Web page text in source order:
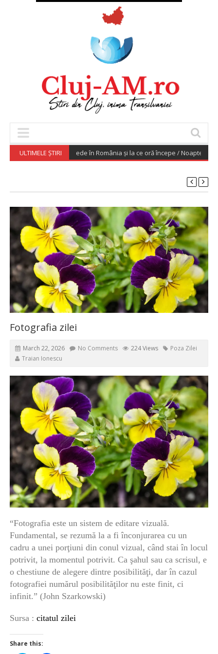
ULTIMELE ȘTIRI
2026. Unde se vede în România și la ce oră începe / Noaptea
Fotografia zilei
March 22, 2026 No Comments 224 Views
Poza Zilei
Traian Ionescu
“Fotografia este un sistem de editare vizuală.
Fundamental, se rezumă la a fi înconjurarea cu un
cadru a unei porţiuni din conul vizual, când stai în locul
potrivit, la momentul potrivit. Ca şahul sau ca scrisul, e
o chestiune de alegere dintre posibilităţi, dar în cazul
fotografiei numărul posibilităţilor nu este finit, ci
infinit.” (John Szarkowski)
Sursa : citatul zilei
Share this: